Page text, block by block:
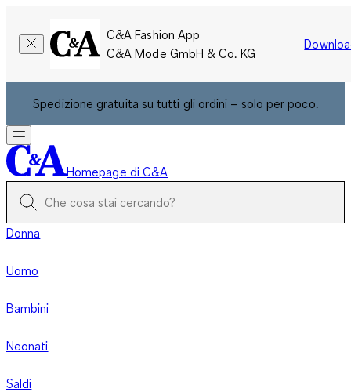
C&A Fashion App
C&A Mode GmbH & Co. KG
Spedizione gratuita su tutti gli ordini – solo per poco.
Homepage di C&A
Donna
Uomo
Bambini
Neonati
Saldi